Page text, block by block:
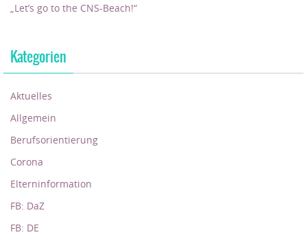
„Let’s go to the CNS-Beach!“
Kategorien
Aktuelles
Allgemein
Berufsorientierung
Corona
Elterninformation
FB: DaZ
FB: DE